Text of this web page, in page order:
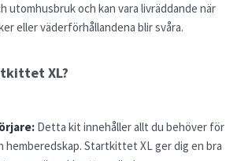
utomhusbruk och kan vara livräddande när
eller väderförhållandena blir svåra.
XL?
Detta kit innehåller allt du behöver för
hemberedskap. Startkittet XL ger dig en bra